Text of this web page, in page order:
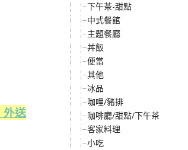
外送
下午茶-甜點
中式餐館
主題餐廳
丼飯
便當
其他
冰品
咖哩/豬排
咖啡廳/甜點/下午茶
客家料理
小吃